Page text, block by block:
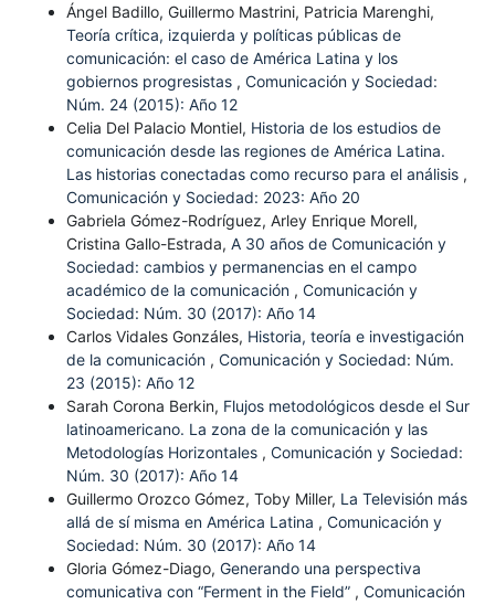
Ángel Badillo, Guillermo Mastrini, Patricia Marenghi,
Teoría crítica, izquierda y políticas públicas de
comunicación: el caso de América Latina y los
gobiernos progresistas , Comunicación y Sociedad:
Núm. 24 (2015): Año 12
Celia Del Palacio Montiel, Historia de los estudios de
comunicación desde las regiones de América Latina.
Las historias conectadas como recurso para el análisis ,
Comunicación y Sociedad: 2023: Año 20
Gabriela Gómez-Rodríguez, Arley Enrique Morell,
Cristina Gallo-Estrada, A 30 años de Comunicación y
Sociedad: cambios y permanencias en el campo
académico de la comunicación , Comunicación y
Sociedad: Núm. 30 (2017): Año 14
Carlos Vidales Gonzáles, Historia, teoría e investigación
de la comunicación , Comunicación y Sociedad: Núm.
23 (2015): Año 12
Sarah Corona Berkin, Flujos metodológicos desde el Sur
latinoamericano. La zona de la comunicación y las
Metodologías Horizontales , Comunicación y Sociedad:
Núm. 30 (2017): Año 14
Guillermo Orozco Gómez, Toby Miller, La Televisión más
allá de sí misma en América Latina , Comunicación y
Sociedad: Núm. 30 (2017): Año 14
Gloria Gómez-Diago, Generando una perspectiva
comunicativa con “Ferment in the Field” , Comunicación